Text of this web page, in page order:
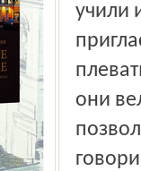
учили
они